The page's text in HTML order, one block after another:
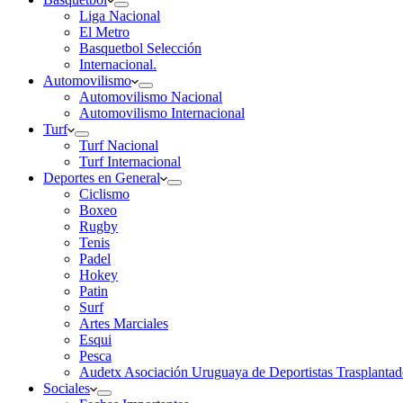
Liga Nacional
El Metro
Basquetbol Selección
Internacional.
Automovilismo
Automovilismo Nacional
Automovilismo Internacional
Turf
Turf Nacional
Turf Internacional
Deportes en General
Ciclismo
Boxeo
Rugby
Tenis
Padel
Hokey
Patin
Surf
Artes Marciales
Esqui
Pesca
Audetx Asociación Uruguaya de Deportistas
Sociales